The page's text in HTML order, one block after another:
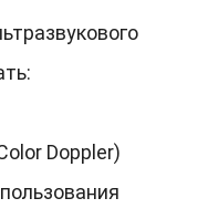
:
Doppler)